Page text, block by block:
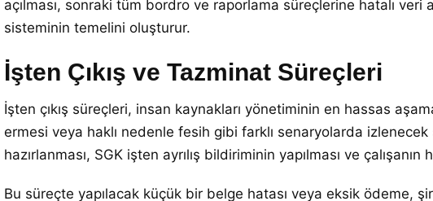
açılması, sonraki tüm bordro ve raporlama süreçlerine hatalı
sisteminin temelini oluşturur.
İşten Çıkış ve Tazminat Süreçleri
İşten çıkış süreçleri, insan kaynakları yönetiminin en hassas
ermesi veya haklı nedenle fesih gibi farklı senaryolarda
hazırlanması, SGK işten ayrılış bildiriminin yapılması ve
Bu süreçte yapılacak küçük bir belge hatası veya eksik ödeme,